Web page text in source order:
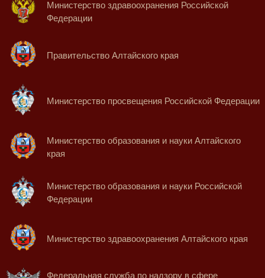
Министерство здравоохранения Российской
Федерации
Правительство Алтайского края
Министерство просвещения Российской Федерации
Министерство образования и науки Алтайского
края
Министерство образования и науки Российской
Федерации
Министерство здравоохранения Алтайского края
Федеральная служба по надзору в сфере